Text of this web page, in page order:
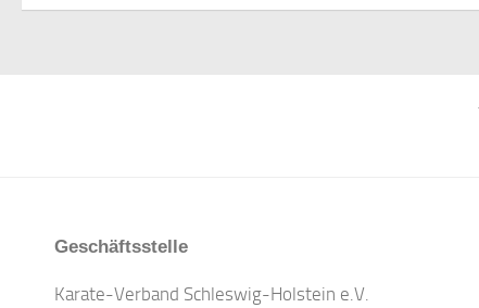
Geschäftsstelle
Karate-Verband Schleswig-Holstein e.V.